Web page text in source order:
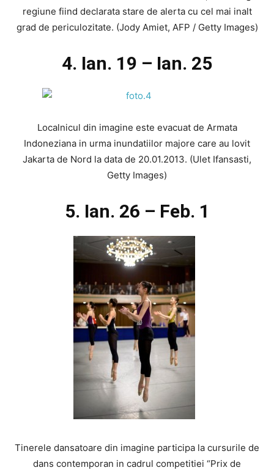
regiune fiind declarata stare de alerta cu cel mai inalt
grad de periculozitate. (Jody Amiet, AFP / Getty Images)
4. Ian. 19 – Ian. 25
Localnicul din imagine este evacuat de Armata
Indoneziana in urma inundatiilor majore care au lovit
Jakarta de Nord la data de 20.01.2013. (Ulet Ifansasti,
Getty Images)
5. Ian. 26 – Feb. 1
Tinerele dansatoare din imagine participa la cursurile de
dans contemporan in cadrul competitiei “Prix de